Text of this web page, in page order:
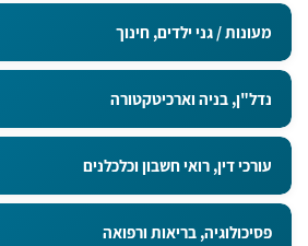
מעונות / גני ילדים, חינוך
נדל"ן, בניה וארכיטקטורה
עורכי דין, רואי חשבון וכלכלנים
פסיכולוגיה, בריאות ורפואה